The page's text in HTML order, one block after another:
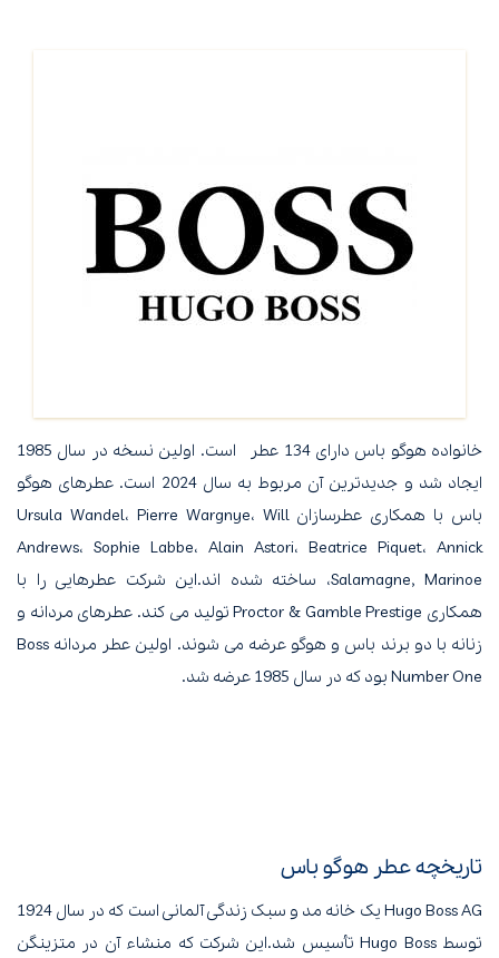
خانواده هوگو باس دارای 134 عطر است. اولین نسخه در سال 1985
ایجاد شد و جدیدترین آن مربوط به سال 2024 است. عطرهای هوگو
باس با همکاری عطرسازان Ursula Wandel، Pierre Wargnye، Will
Andrews، Sophie Labbe، Alain Astori، Beatrice Piquet، Annick
Salamagne, Marinoe، ساخته شده اند.این شرکت عطرهایی را با
همکاری Proctor & Gamble Prestige تولید می کند. عطرهای مردانه و
زنانه با دو برند باس و هوگو عرضه می شوند. اولین عطر مردانه Boss
Number One بود که در سال 1985 عرضه شد.
تاریخچه عطر هوگو باس
Hugo Boss AG یک خانه مد و سبک زندگی آلمانی است که در سال 1924
توسط Hugo Boss تأسیس شد.این شرکت که منشاء آن در متزینگن